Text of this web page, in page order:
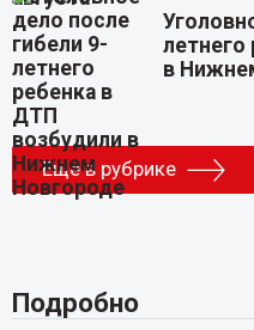
в
Еще в рубрике
Подробно